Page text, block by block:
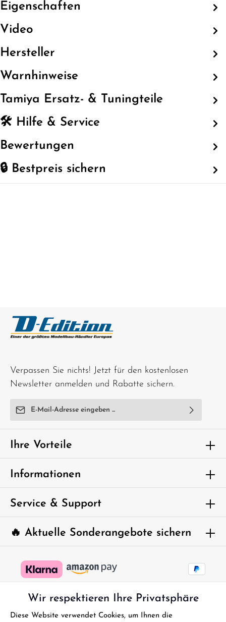
Eigenschaften
Video
Hersteller
Warnhinweise
Tamiya Ersatz- & Tuningteile
🛠️ Hilfe & Service
Bewertungen
🔒 Bestpreis sichern
Verpassen Sie nichts! Jetzt für den kostenlosen
Newsletter anmelden und Rabatte sichern.
E-Mail-Adresse*
Ich habe dieDatenschutzbestimmungenzur Kenntnis
genommen und die
einverstanden.
Um weiterzugehen, geben Sie die oben
abgebildeten Zeichen ein*
🔥 Aktuelle Sonderangebote sichern
Ihre Vorteile
Informationen
Service & Support
Wir respektieren Ihre Privatsphäre
Diese Website verwendet Cookies, um Ihnen die